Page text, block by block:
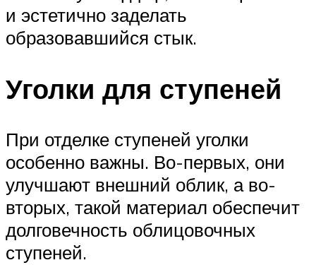
и эстетично заделать
образовавшийся стык.
Уголки для ступеней
При отделке ступеней уголки
особенно важны. Во-первых, они
улучшают внешний облик, а во-
вторых, такой материал обеспечит
долговечность облицовочных
ступеней.